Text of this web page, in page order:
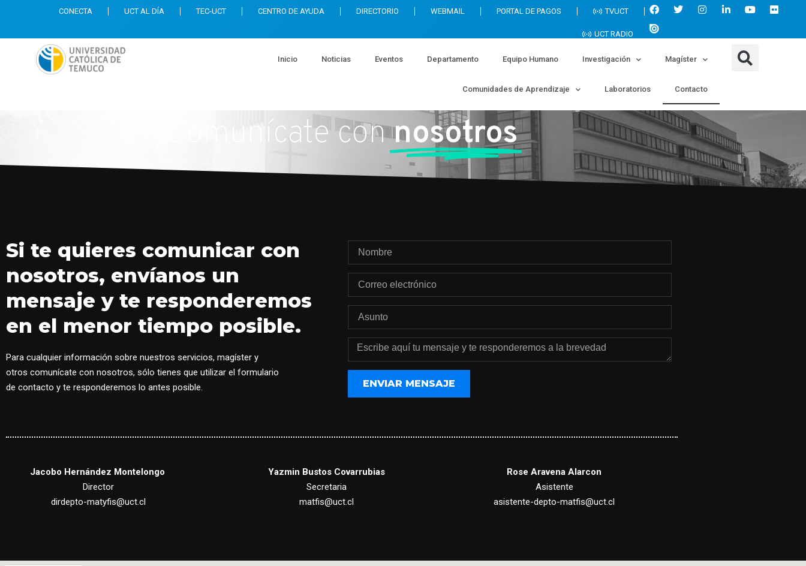
CONECTA UCT AL DÍA TEC-UCT CENTRO DE AYUDA DIRECTORIO WEBMAIL PORTAL DE PAGOS TVUCT
UCT RADIO
Inicio Noticias Eventos Departamento Equipo Humano Investigación Magíster
Comunidades de Aprendizaje Laboratorios Contacto
Comunícate connosotros
Si te quieres comunicar con
nosotros, envíanos un
mensaje y te responderemos
en el menor tiempo posible.
Para cualquier información sobre nuestros servicios, magíster y
otros comunícate con nosotros, sólo tienes que utilizar el formulario
de contacto y te responderemos lo antes posible.
ENVIAR MENSAJE
Jacobo Hernández Montelongo
Director
dirdepto-matyfis@uct.cl
Yazmin Bustos Covarrubias
Secretaria
matfis@uct.cl
Rose Aravena Alarcon
Asistente
asistente-depto-matfis@uct.cl